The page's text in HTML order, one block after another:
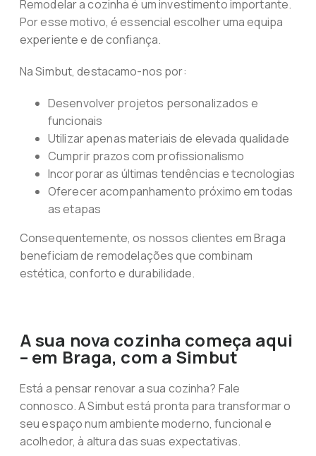
Remodelar a cozinha é um investimento importante.
Por esse motivo, é essencial escolher uma equipa
experiente e de confiança.
Na Simbut, destacamo-nos por:
Desenvolver projetos personalizados e
funcionais
Utilizar apenas materiais de elevada qualidade
Cumprir prazos com profissionalismo
Incorporar as últimas tendências e tecnologias
Oferecer acompanhamento próximo em todas
as etapas
Consequentemente, os nossos clientes em Braga
beneficiam de remodelações que combinam
estética, conforto e durabilidade.
A sua nova cozinha começa aqui
– em Braga, com a Simbut
Está a pensar renovar a sua cozinha? Fale
connosco. A Simbut está pronta para transformar o
seu espaço num ambiente moderno, funcional e
acolhedor, à altura das suas expectativas.